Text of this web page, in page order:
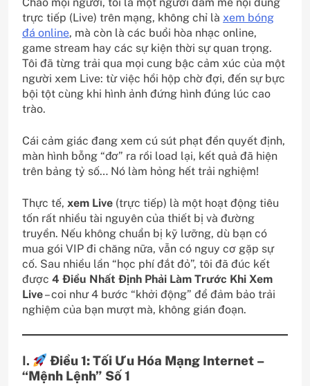
trực tiếp (Live) trên mạng, không chỉ là xem bóng
đá online, mà còn là các buổi hòa nhạc online,
game stream hay các sự kiện thời sự quan trọng.
Tôi đã từng trải qua mọi cung bậc cảm xúc của một
người xem Live: từ việc hồi hộp chờ đợi, đến sự bực
bội tột cùng khi hình ảnh đứng hình đúng lúc cao
trào.
Cái cảm giác đang xem cú sút phạt đền quyết định,
màn hình bỗng “đơ” ra rồi load lại, kết quả đã hiện
trên bảng tỷ số… Nó làm hỏng hết trải nghiệm!
Thực tế, xem Live (trực tiếp) là một hoạt động tiêu
tốn rất nhiều tài nguyên của thiết bị và đường
truyền. Nếu không chuẩn bị kỹ lưỡng, dù bạn có
mua gói VIP đi chăng nữa, vẫn có nguy cơ gặp sự
cố. Sau nhiều lần “học phí đắt đỏ”, tôi đã đúc kết
được 4 Điều Nhất Định Phải Làm Trước Khi Xem
Live– coi như 4 bước “khởi động” để đảm bảo trải
nghiệm của bạn mượt mà, không gián đoạn.
I.
Điều 1: Tối Ưu Hóa Mạng Internet –
“Mệnh Lệnh” Số 1